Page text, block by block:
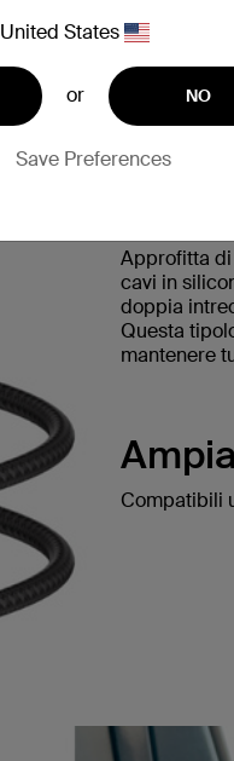
United States
or NO
Save Preferences
Il
Approfitta
cavi in
doppia
Questa
mantenere
Compatibili